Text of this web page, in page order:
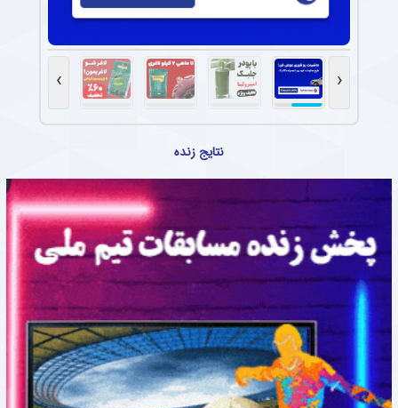
‹
›
نتایج زنده